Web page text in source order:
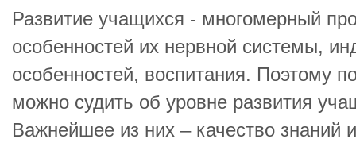
Развитие учащихся - многомерный
особенностей их нервной системы,
особенностей, воспитания. Поэтому
можно судить об уровне развития
Важнейшее из них – качество знаний